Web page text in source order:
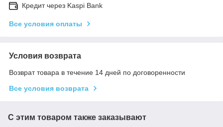
Кредит через Kaspi Bank
Все условия оплаты
Условия возврата
Возврат товара в течение 14 дней по договоренности
Все условия возврата
С этим товаром также заказывают